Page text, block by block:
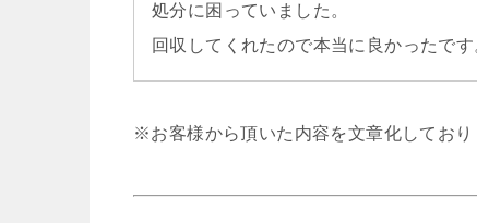
処分に困っていました。
回収してくれたので本当に良かったです
※お客様から頂いた内容を文章化しており